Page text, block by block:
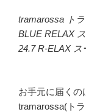
tramarossa ト
BLUE RELAX
24.7 R-ELAX ス
お手元に届くの
tramarossa(ト